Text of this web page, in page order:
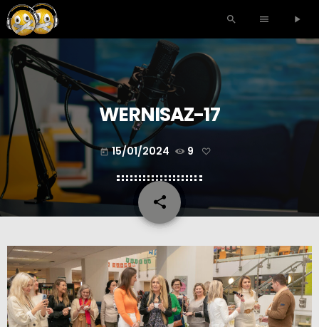
search menu play_arrow
WERNISAZ-17
today 15/01/2024 9
share
email